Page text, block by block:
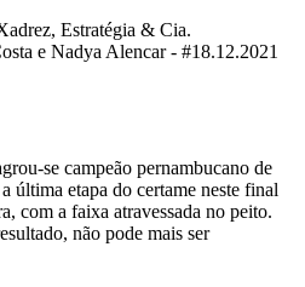
Estratégia & Cia.
e Nadya Alencar - #18.12.2021
se campeão pernambucano de
última etapa do certame neste final
com a faixa atravessada no peito.
não pode mais ser